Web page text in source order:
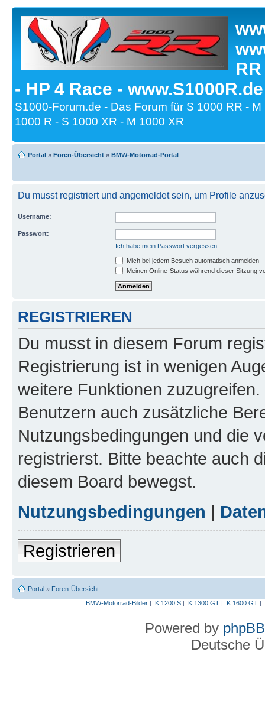
- HP 4 Race -
S1000-Forum.de - Das Forum für S 1000 RR -
1000 R - S 1000 XR - M 1000 XR
Portal » Foren-Übersicht » BMW-Motorrad-Portal
Du musst registriert und angemeldet sein, um Profile
Username:
Passwort:
Ich habe mein Passwort vergessen
Mich bei jedem Besuch automatisch anmelden
Meinen Online-Status während dieser Sitzung
REGISTRIEREN
Du musst in diesem Forum
Registrierung ist in wenigen
weitere Funktionen
Benutzern auch zusätzliche
Nutzungsbedingungen und die
registrierst. Bitte beachte auch
diesem Board bewegst.
Nutzungsbedingungen |
Registrieren
Portal » Foren-Übersicht
BMW-Motorrad-Bilder| K 1200 S| K 1300 GT| K 1600 GT|
Powered by phpBB
Deutsche